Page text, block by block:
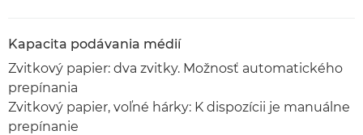
Kapacita podávania médií
Zvitkový papier: dva zvitky. Možnosť automatického
prepínania
Zvitkový papier, voľné hárky: K dispozícii je manuálne
prepínanie